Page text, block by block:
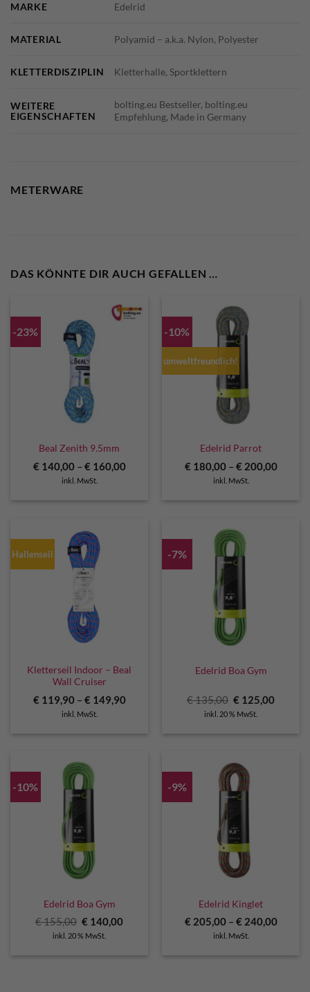
MARKE Edelrid
MATERIAL Polyamid – a.k.a. Nylon, Polyester
KLETTERDISZIPLIN Kletterhalle, Sportklettern
WEITERE
EIGENSCHAFTEN
bolting.eu Bestseller, bolting.eu
Empfehlung, Made in Germany
METERWARE
DAS KÖNNTE DIR AUCH GEFALLEN …
-23%
Beal Zenith 9.5mm
€140,00– €160,00
inkl. MwSt.
-10%
umweltfreundlich!
Edelrid Parrot
€180,00– €200,00
inkl. MwSt.
Hallenseil
Kletterseil Indoor – Beal
Wall Cruiser
€119,90– €149,90
inkl. MwSt.
-7%
Edelrid Boa Gym
€135,00 Ursprünglicher
Preis
war:
€ 125,00
inkl. 20 % MwSt.
-10%
Edelrid Boa Gym
€155,00 Ursprünglicher
Preis
war:
€ 140,00Aktueller
inkl. 20 % MwSt.
-9%
Edelrid Kinglet
€205,00– €240,00
inkl. MwSt.